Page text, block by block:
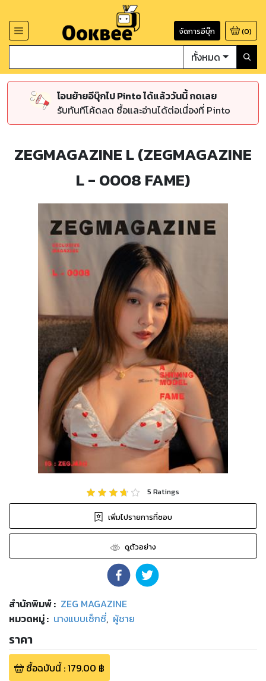
จัดการอีบุ๊ก (0)
ทั้งหมด
โอนย้ายอีบุ๊กไป Pinto ได้แล้ววันนี้ กดเลย
รับทันทีโค้ดลด ซื้อและอ่านได้ต่อเนื่องที่ Pinto
ZEGMAGAZINE L (ZEGMAGAZINE
L - 0008 FAME)
5 Ratings
เพิ่มไปรายการที่ชอบ
ดูตัวอย่าง
สำนักพิมพ์: ZEG MAGAZINE
หมวดหมู่: นางแบบเซ็กซี่, ผู้ชาย
ราคา
ซื้อฉบับนี้:179.00 ฿